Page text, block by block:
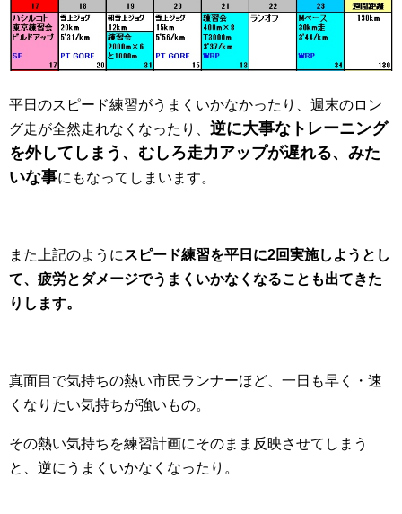
平日のスピード練習がうまくいかなかったり、週末のロン
グ走が全然走れなくなったり、 逆に大事なトレーニング
を外してしまう、むしろ走力アップが遅れる、みた
いな事にもなってしまいます。
また上記のように スピード練習を平日に2回実施しようとし
て、疲労とダメージでうまくいかなくなることも出てきた
りします。
真面目で気持ちの熱い市民ランナーほど、一日も早く・速
くなりたい気持ちが強いもの。
その熱い気持ちを練習計画にそのまま反映させてしまう
と、逆にうまくいかなくなったり。